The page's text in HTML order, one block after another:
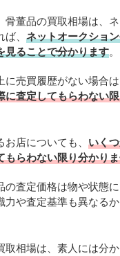
骨董品の買取相場は、
、 ネットオークショ
見ることで分かります。
売買履歴がない場合は
に査定してもらわない
店についても、 いく
もらわない限り分かり
の査定価格は物や状態
や査定基準も異なるか
取相場は、素人には分か